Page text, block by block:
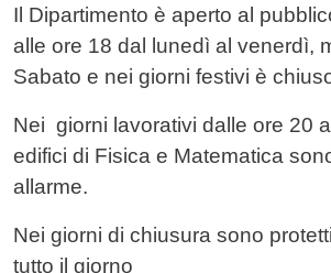
Il Dipartimento è aperto al
alle ore 18 dal lunedì al venerdì,
Sabato e nei giorni festivi è
Nei giorni lavorativi dalle ore 20
edifici di Fisica e Matematica
allarme.
Nei giorni di chiusura sono
tutto il giorno